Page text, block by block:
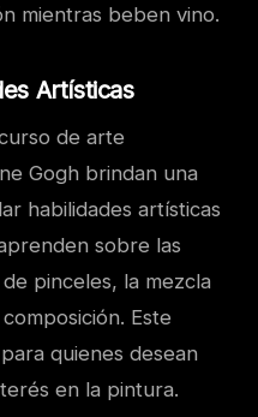
mientras beben vino.
Artísticas
de arte
Gogh brindan una
habilidades artísticas
sobre las
pinceles, la mezcla
Este
quienes desean
en la pintura.